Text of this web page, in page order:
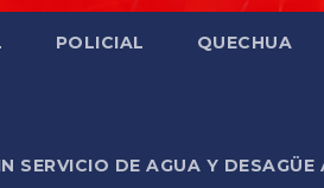
POLICIAL QUECHUA
DE AGUA Y DESAGÜE